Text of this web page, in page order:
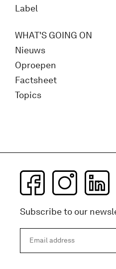
Label
WHAT'S GOING ON
Nieuws
Oproepen
Factsheet
Topics
Subscribe to our